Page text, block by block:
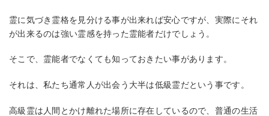
霊に気づき霊格を見分ける事が出来れば安心ですが、実際にそれ
が出来るのは強い霊感を持った霊能者だけでしょう。
そこで、霊能者でなくても知っておきたい事があります。
それは、私たち通常人が出会う大半は低級霊だという事です。
高級霊は人間とかけ離れた場所に存在しているので、普通の生活